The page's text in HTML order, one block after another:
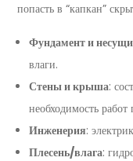
попасть в “капкан”
Фундамент и
влаги.
Стены и крыша:
необходимость работ
Инженерия:
Плесень/влага: